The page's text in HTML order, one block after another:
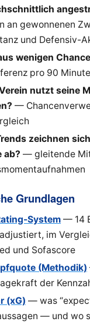
an gewonnenen
und Defensiv-
wenigen
pro 90
nutzt seine
—
zeichnen
ab? — gleitende
Grundlagen
System — 14
im
und Sofascore
(Methodik)
der
(xG) — was
— und wo